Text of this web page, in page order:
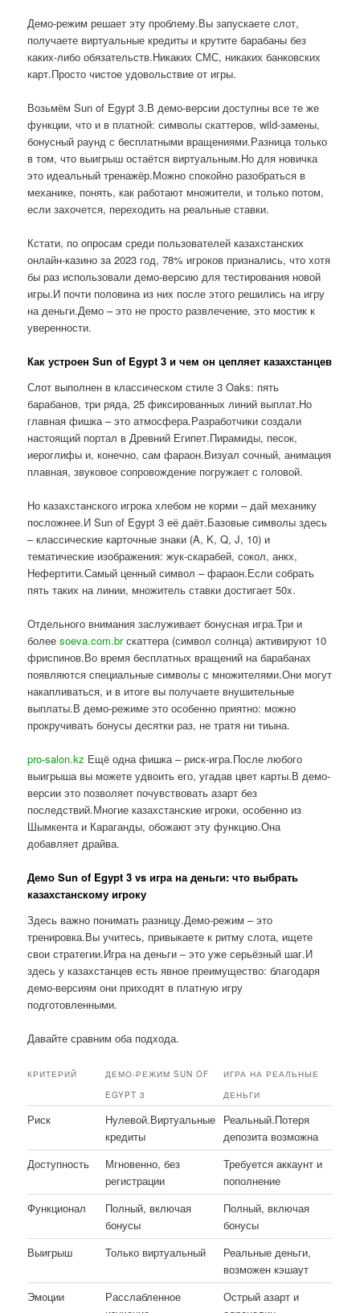
Демо-режим решает эту проблему.Вы запускаете слот,
получаете виртуальные кредиты и крутите барабаны без
каких-либо обязательств.Никаких СМС, никаких банковских
карт.Просто чистое удовольствие от игры.
Возьмём Sun of Egypt 3.В демо-версии доступны все те же
функции, что и в платной: символы скаттеров, wild-замены,
бонусный раунд с бесплатными вращениями.Разница только
в том, что выигрыш остаётся виртуальным.Но для новичка
это идеальный тренажёр.Можно спокойно разобраться в
механике, понять, как работают множители, и только потом,
если захочется, переходить на реальные ставки.
Кстати, по опросам среди пользователей казахстанских
онлайн-казино за 2023 год, 78% игроков признались, что хотя
бы раз использовали демо-версию для тестирования новой
игры.И почти половина из них после этого решились на игру
на деньги.Демо – это не просто развлечение, это мостик к
уверенности.
Как устроен Sun of Egypt 3 и чем он цепляет казахстанцев
Слот выполнен в классическом стиле 3 Oaks: пять
барабанов, три ряда, 25 фиксированных линий выплат.Но
главная фишка – это атмосфера.Разработчики создали
настоящий портал в Древний Египет.Пирамиды, песок,
иероглифы и, конечно, сам фараон.Визуал сочный, анимация
плавная, звуковое сопровождение погружает с головой.
Но казахстанского игрока хлебом не корми – дай механику
посложнее.И Sun of Egypt 3 её даёт.Базовые символы здесь
– классические карточные знаки (A, K, Q, J, 10) и
тематические изображения: жук-скарабей, сокол, анкх,
Нефертити.Самый ценный символ – фараон.Если собрать
пять таких на линии, множитель ставки достигает 50x.
Отдельного внимания заслуживает бонусная игра.Три и
болееsoeva.com.brскаттера (символ солнца) активируют 10
фриспинов.Во время бесплатных вращений на барабанах
появляются специальные символы с множителями.Они могут
накапливаться, и в итоге вы получаете внушительные
выплаты.В демо-режиме это особенно приятно: можно
прокручивать бонусы десятки раз, не тратя ни тиына.
pro-salon.kz Ещё одна фишка – риск-игра.После любого
выигрыша вы можете удвоить его, угадав цвет карты.В демо-
версии это позволяет почувствовать азарт без
последствий.Многие казахстанские игроки, особенно из
Шымкента и Караганды, обожают эту функцию.Она
добавляет драйва.
Демо Sun of Egypt 3 vs игра на деньги: что выбрать
казахстанскому игроку
Здесь важно понимать разницу.Демо-режим – это
тренировка.Вы учитесь, привыкаете к ритму слота, ищете
свои стратегии.Игра на деньги – это уже серьёзный шаг.И
здесь у казахстанцев есть явное преимущество: благодаря
демо-версиям они приходят в платную игру
подготовленными.
Давайте сравним оба подхода.
КРИТЕРИЙ
ДЕМО-РЕЖИМ SUN OF
EGYPT 3
ИГРА НА РЕАЛЬНЫЕ
ДЕНЬГИ
Риск
Нулевой.Виртуальные
кредиты
Реальный.Потеря
депозита возможна
Доступность
Мгновенно, без
регистрации
Требуется аккаунт и
пополнение
Функционал
Полный, включая
бонусы
Полный, включая
бонусы
Выигрыш
Только виртуальный
Реальные деньги,
возможен кэшаут
Эмоции
Расслабленное
Острый азарт и